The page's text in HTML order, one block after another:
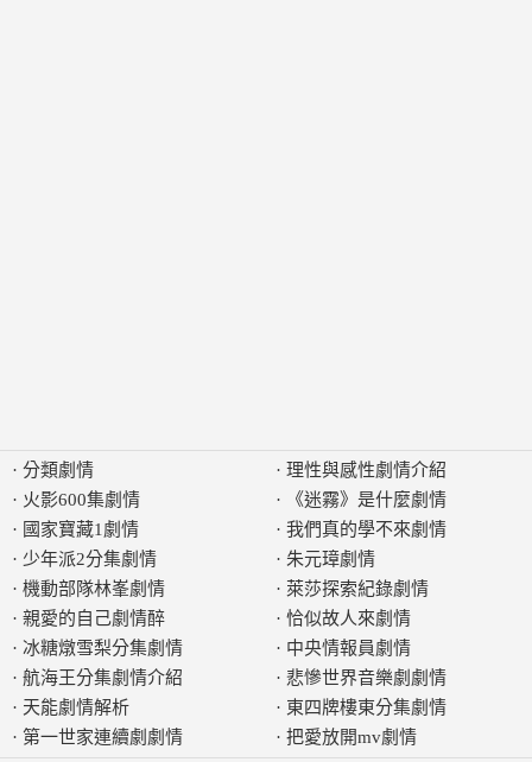
· 分類劇情
· 火影600集劇情
· 國家寶藏1劇情
· 少年派2分集劇情
· 機動部隊林峯劇情
· 親愛的自己劇情醉
· 冰糖燉雪梨分集劇情
· 航海王分集劇情介紹
· 天能劇情解析
· 第一世家連續劇劇情
· 理性與感性劇情介紹
·
《迷霧》是什麼劇情
· 我們真的學不來劇情
· 朱元璋劇情
· 萊莎探索紀錄劇情
· 恰似故人來劇情
· 中央情報員劇情
· 悲慘世界音樂劇劇情
· 東四牌樓東分集劇情
· 把愛放開mv劇情